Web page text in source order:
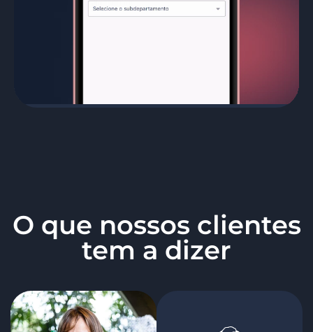
O que nossos clientes
tem a dizer